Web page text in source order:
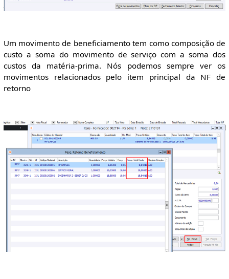
Um movimento de beneficiamento tem como composição de
custo a soma do movimento de serviço com a soma dos
custos da matéria-prima. Nós podemos sempre ver os
movimentos relacionados pelo item principal da NF de
retorno